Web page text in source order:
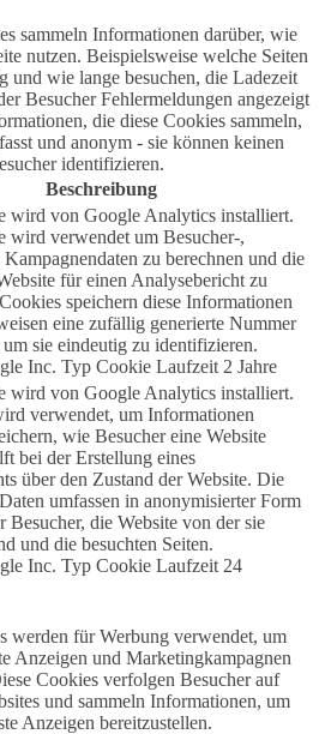
sammeln Informationen darüber, wie
nutzen. Beispielsweise welche Seiten
und wie lange besuchen, die Ladezeit
Besucher Fehlermeldungen angezeigt
die diese Cookies sammeln,
und anonym - sie können keinen
identifizieren.
Beschreibung
wird von Google Analytics installiert.
wird verwendet um Besucher-,
zu berechnen und die
für einen Analysebericht zu
speichern diese Informationen
eine zufällig generierte Nummer
sie eindeutig zu identifizieren.
Inc. Typ Cookie Laufzeit 2 Jahre
wird von Google Analytics installiert.
verwendet, um Informationen
wie Besucher eine Website
bei der Erstellung eines
über den Zustand der Website. Die
umfassen in anonymisierter Form
Besucher, die Website von der sie
und die besuchten Seiten.
Inc. Typ Cookie Laufzeit 24
werden für Werbung verwendet, um
Anzeigen und Marketingkampagnen
Cookies verfolgen Besucher auf
und sammeln Informationen, um
Anzeigen bereitzustellen.